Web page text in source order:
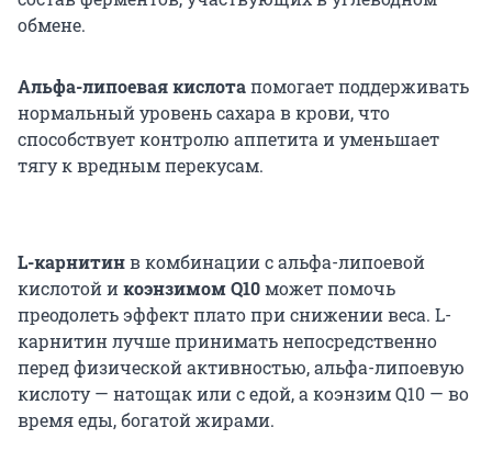
обмене.
Альфа-липоевая кислотапомогает поддерживать
нормальный уровень сахара в крови, что
способствует контролю аппетита и уменьшает
тягу к вредным перекусам.
L-карнитинв комбинации с альфа-липоевой
кислотой икоэнзимом Q10может помочь
преодолеть эффект плато при снижении веса. L-
карнитин лучше принимать непосредственно
перед физической активностью, альфа-липоевую
кислоту — натощак или с едой, а коэнзим Q10 — во
время еды, богатой жирами.